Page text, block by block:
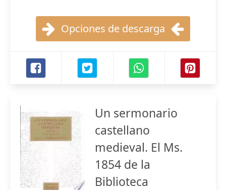
Opciones de descarga
Un sermonario
castellano
medieval. El Ms.
1854 de la
Biblioteca